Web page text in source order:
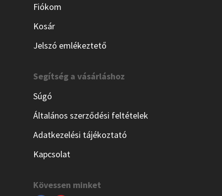
Fiókom
Kosár
Jelszó emlékeztető
Segítség a vásárláshoz
Súgó
Általános szerződési feltételek
Adatkezelési tájékoztató
Kapcsolat
Kövessen minket